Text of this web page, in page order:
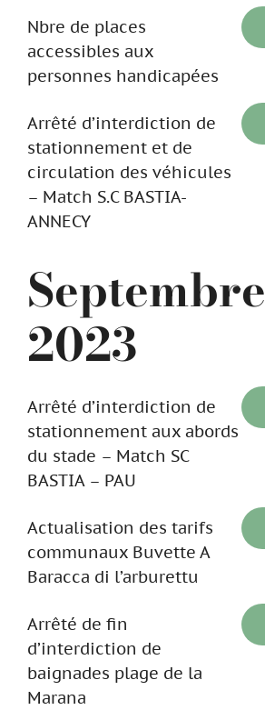
Nbre de places
accessibles aux
personnes handicapées
Arrêté d’interdiction de
stationnement et de
circulation des véhicules
– Match S.C BASTIA-
ANNECY
Septembre
2023
Arrêté d’interdiction de
stationnement aux abords
du stade – Match SC
BASTIA – PAU
Actualisation des tarifs
communaux Buvette A
Baracca di l’arburettu
Arrêté de fin
d’interdiction de
baignades plage de la
Marana